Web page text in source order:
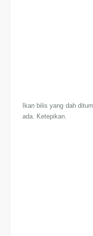
Ikan bilis yang dah
ada. Ketepikan.